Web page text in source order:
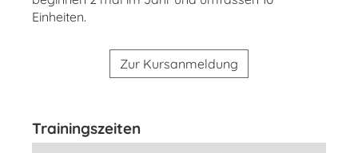
Einheiten.
Zur Kursanmeldung
Trainingszeiten